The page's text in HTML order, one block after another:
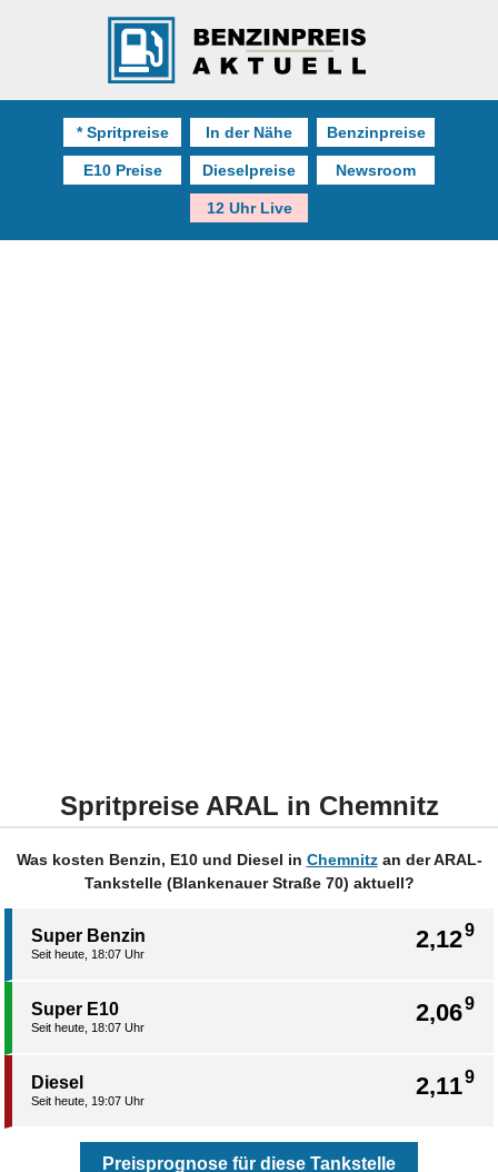
* Spritpreise In der Nähe Benzinpreise
E10 Preise Dieselpreise Newsroom
12 Uhr Live
Spritpreise ARAL in Chemnitz
Was kosten Benzin, E10 und Diesel in Chemnitzan der ARAL-
Tankstelle (Blankenauer Straße 70) aktuell?
2,129
Super Benzin
Seit heute, 18:07 Uhr
2,069
Super E10
Seit heute, 18:07 Uhr
2,119
Diesel
Seit heute, 19:07 Uhr
Preisprognose für diese Tankstelle